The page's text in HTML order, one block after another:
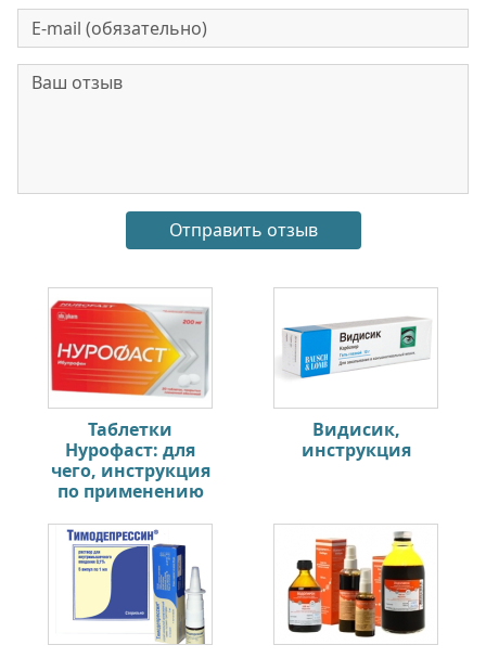
Таблетки
Нурофаст: для
чего, инструкция
по применению
Видисик,
инструкция